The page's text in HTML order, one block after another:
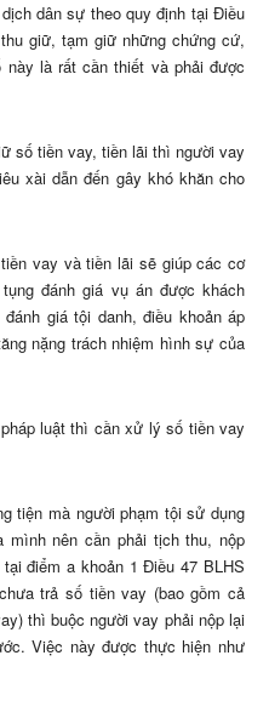
dân sự theo quy định tại Điều
giữ, tạm giữ những chứng cứ,
là rất cần thiết và phải được
số tiền vay, tiền lãi thì người vay
xài dẫn đến gây khó khăn cho
vay và tiền lãi sẽ giúp các cơ
đánh giá vụ án được khách
giá tội danh, điều khoản áp
nặng trách nhiệm hình sự của
luật thì cần xử lý số tiền vay
tiện mà người phạm tội sử dụng
nên cần phải tịch thu, nộp
điểm a khoản 1 Điều 47 BLHS
trả số tiền vay (bao gồm cả
thì buộc người vay phải nộp lại
Việc này được thực hiện như